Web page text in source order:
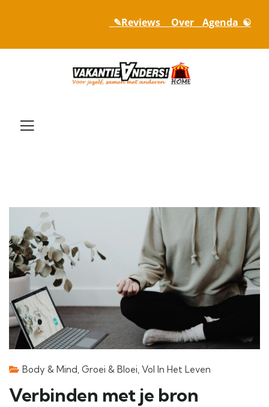
_✎Reviews_ _ Over_ _Agenda_☯
Body & Mind Groei & Bloei Vol In Het Leven
Verbinden met je bron